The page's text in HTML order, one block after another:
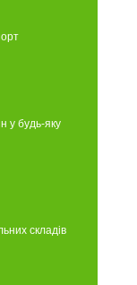
у будь-яку
складів